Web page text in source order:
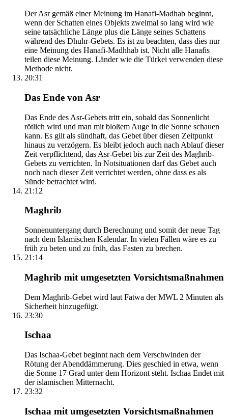
Der Asr gemäß einer Meinung im Hanafi-Madhab beginnt,
wenn der Schatten eines Objekts zweimal so lang wird wie
seine tatsächliche Länge plus die Länge seines Schattens
während des Dhuhr-Gebets. Es ist zu beachten, dass dies nur
eine Meinung des Hanafi-Madhhab ist. Nicht alle Hanafis
teilen diese Meinung. Länder wie die Türkei verwenden diese
Methode nicht.
20:31
Das Ende von Asr
Das Ende des Asr-Gebets tritt ein, sobald das Sonnenlicht
rötlich wird und man mit bloßem Auge in die Sonne schauen
kann. Es gilt als sündhaft, das Gebet über diesen Zeitpunkt
hinaus zu verzögern. Es bleibt jedoch auch nach Ablauf dieser
Zeit verpflichtend, das Asr-Gebet bis zur Zeit des Maghrib-
Gebets zu verrichten. In Notsituationen darf das Gebet auch
noch nach dieser Zeit verrichtet werden, ohne dass es als
Sünde betrachtet wird.
21:12
Maghrib
Sonnenuntergang durch Berechnung und somit der neue Tag
nach dem Islamischen Kalendar. In vielen Fällen wäre es zu
früh zu beten und zu früh, das Fasten zu brechen.
21:14
Maghrib mit umgesetzten Vorsichtsmaßnahmen
Dem Maghrib-Gebet wird laut Fatwa der MWL 2 Minuten als
Sicherheit hinzugefügt.
23:30
Ischaa
Das Ischaa-Gebet beginnt nach dem Verschwinden der
Rötung der Abenddämmerung. Dies geschied in etwa, wenn
die Sonne 17 Grad unter dem Horizont steht. Ischaa Endet mit
der islamischen Mitternacht.
23:32
Ischaa mit umgesetzten Vorsichtsmaßnahmen